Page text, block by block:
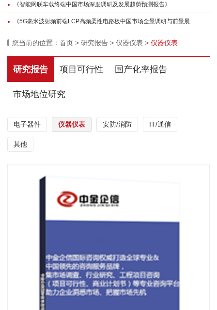
《智能网联车载终端中国市场深度调研及发展趋势预测报告》
《5G毫米波射频前端LCP高频柔性电路板中国市场全景调研与前景展...
您当前的位置： 首页 > 研究报告 > 仪器仪表 > 仪器仪表
研究报告 项目可行性 国产化率报告
市场地位研究
电子器件 仪器仪表 安防/消防 IT/通信
其他